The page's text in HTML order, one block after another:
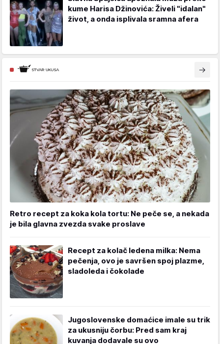
kume Harisa Džinovića: Živeli "idalan"
život, a onda isplivala sramna afera
Retro recept za koka kola tortu: Ne peče se, a nekada
je bila glavna zvezda svake proslave
Recept za kolač ledena milka: Nema
pečenja, ovo je savršen spoj plazme,
sladoleda i čokolade
Jugoslovenske domaćice imale su trik
za ukusniju čorbu: Pred sam kraj
kuvanja dodavale su ovo